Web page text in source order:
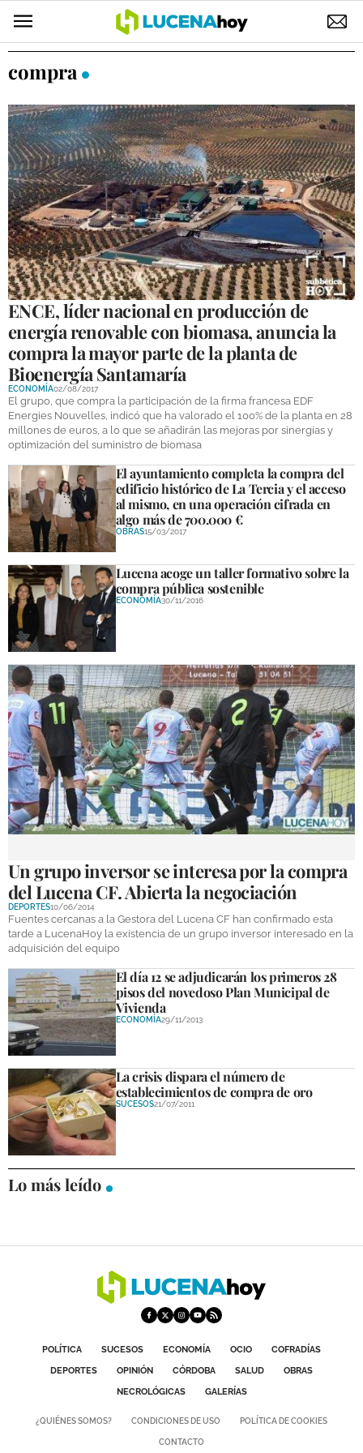
ELECCIONES
SUCESOS
ECONOMÍA
DESARROLLO LOCAL
LUCENA EMPRESAS
OCIO
COFRADÍAS
DEPORTES
COMPETICIONES
DEPORTE BASE
OPINIÓN
VENTANA CIUDADANA
CÓRDOBA
PROVINCIA
SUBBÉTICA HOY
SALUD
OBRAS
NECROLÓGICAS
GALERÍAS
compra
ENCE, líder nacional en producción de
energía renovable con biomasa, anuncia la
compra la mayor parte de la planta de
Bioenergía Santamaría
ECONOMÍA02/08/2017
El grupo, que compra la participación de la firma francesa EDF
Energies Nouvelles, indicó que ha valorado el 100% de la planta en 28
millones de euros, a lo que se añadirán las mejoras por sinergias y
optimización del suministro de biomasa
El ayuntamiento completa la compra del
edificio histórico de La Tercia y el acceso
al mismo, en una operación cifrada en
algo más de 700.000 €
OBRAS15/03/2017
Lucena acoge un taller formativo sobre la
compra pública sostenible
ECONOMÍA30/11/2016
Un grupo inversor se interesa por la compra
del Lucena CF. Abierta la negociación
DEPORTES10/06/2014
Fuentes cercanas a la Gestora del Lucena CF han confirmado esta
tarde a LucenaHoy la existencia de un grupo inversor interesado en la
adquisición del equipo
El día 12 se adjudicarán los primeros 28
pisos del novedoso Plan Municipal de
Vivienda
ECONOMÍA29/11/2013
La crisis dispara el número de
establecimientos de compra de oro
SUCESOS21/07/2011
Lo más leído
POLÍTICA SUCESOS ECONOMÍA OCIO
COFRADÍAS
DEPORTES
OPINIÓN CÓRDOBA SALUD
OBRAS
NECROLÓGICAS
GALERÍAS
¿QUIÉNES SOMOS? CONDICIONES DE USO POLÍTICA DE COOKIES
CONTACTO